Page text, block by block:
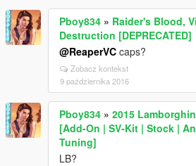
Pboy834 » Raider's Blood,
Destruction [DEPRECATED]
@ReaperVC caps?
Zobacz kontekst
9 października 2016
Pboy834 » 2015
[Add-On | SV-Kit | Stock |
Tuning]
LB?